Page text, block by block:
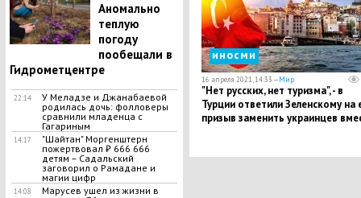
Аномально
теплую
погоду
пообещали в
Гидрометцентре
22:14
​У Меладзе и Джанабаевой
родилась дочь: фолловеры
сравнили младенца с
Гагариным
14:17
"Шайтан" Моргенштерн
пожертвовал ₽ 666 666
детям – Садальский
заговорил о Рамадане и
магии цифр
14:08
​Марусев ушел из жизни в
иносми
16 апреля 2021, 14:33 —Мир
​"Нет русских, нет туризма", - в
Турции ответили Зеленскому на
призыв заменить украинцев